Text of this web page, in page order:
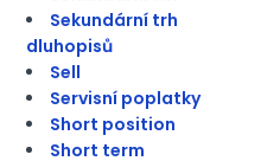
Sekundární trh
dluhopisů
Sell
Servisní poplatky
Short position
Short term